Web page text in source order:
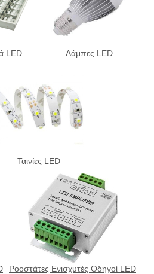
LED Λάμπες LED
Ταινίες LED
Ροοστάτες Ενισχυτές Οδηγοί LED